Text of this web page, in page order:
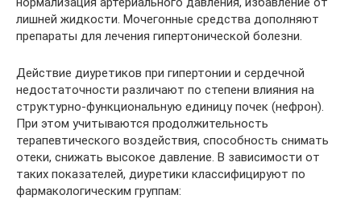
лишней жидкости. Мочегонные средства дополняют
препараты для лечения гипертонической болезни.
Действие диуретиков при гипертонии и сердечной
недостаточности различают по степени влияния на
структурно-функциональную единицу почек (нефрон).
При этом учитываются продолжительность
терапевтического воздействия, способность снимать
отеки, снижать высокое давление. В зависимости от
таких показателей, диуретики классифицируют по
фармакологическим группам: